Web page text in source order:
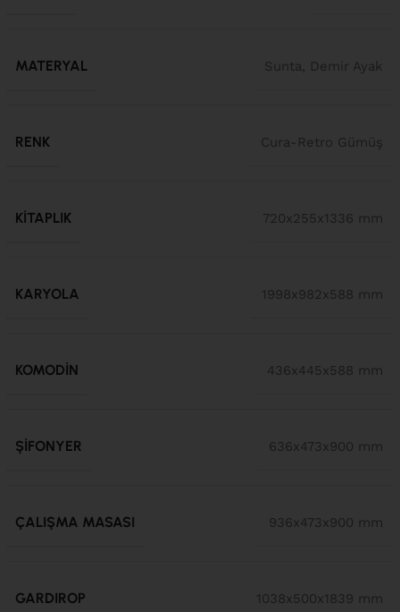
MATERYAL Sunta, Demir Ayak
RENK Cura-Retro Gümüş
KITAPLIK 720x255x1336 mm
KARYOLA 1998x982x588 mm
KOMODIN 436x445x588 mm
ŞIFONYER 636x473x900 mm
ÇALIŞMA MASASI 936x473x900 mm
GARDIROP 1038x500x1839 mm